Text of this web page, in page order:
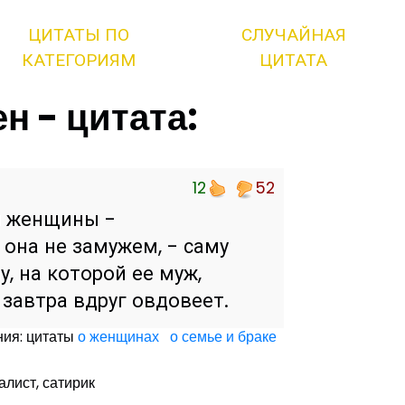
ЦИТАТЫ ПО
КАТЕГОРИЯМ
СЛУЧАЙНАЯ
ЦИТАТА
- цитата:
12 52
женщины -
не замужем, - саму
на которой ее муж,
вдруг овдовеет.
цитаты о женщинах о семье и браке
сатирик